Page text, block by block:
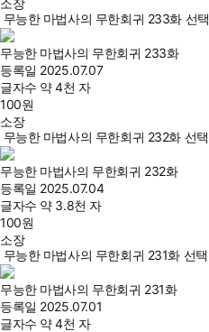
소장
무능한 마법사의 무한회귀 233화 선택
무능한 마법사의 무한회귀 233화
등록일 2025.07.07
글자수 약 4천 자
100원
소장
무능한 마법사의 무한회귀 232화 선택
무능한 마법사의 무한회귀 232화
등록일 2025.07.04
글자수 약 3.8천 자
100원
소장
무능한 마법사의 무한회귀 231화 선택
무능한 마법사의 무한회귀 231화
등록일 2025.07.01
글자수 약 4천 자